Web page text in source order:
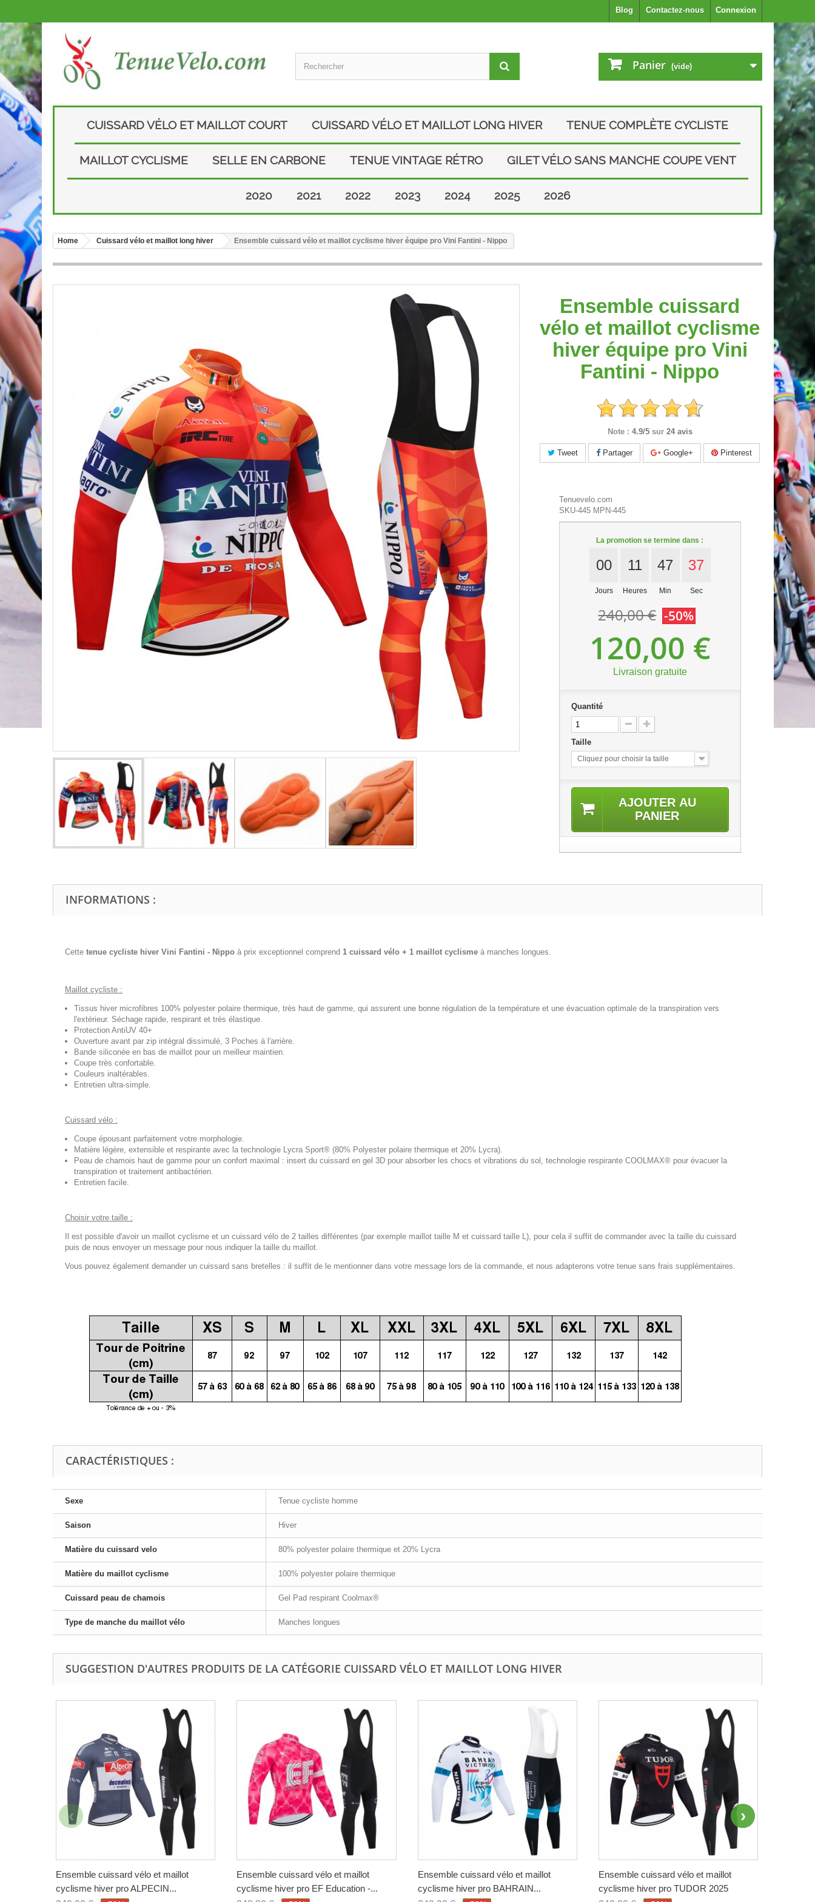
Connexion
Contactez-nous
Blog
Panier (vide)
CUISSARD VÉLO ET MAILLOT COURT CUISSARD VÉLO ET MAILLOT LONG HIVER TENUE COMPLÈTE CYCLISTE
MAILLOT CYCLISME SELLE EN CARBONE TENUE VINTAGE RÉTRO GILET VÉLO SANS MANCHE COUPE VENT
2020 2021 2022 2023 2024 2025 2026
Home Cuissard vélo et maillot long hiver Ensemble cuissard vélo et maillot cyclisme hiver équipe pro Vini Fantini - Nippo
Ensemble cuissard
vélo et maillot cyclisme
hiver équipe pro Vini
Fantini - Nippo
Note : 4.9/5 sur 24 avis
Tweet Partager Google+ Pinterest
Tenuevelo.com
SKU-445 MPN-445
La promotion se termine dans :
00
Jours
11
Heures
47
Min
36
Sec
240,00 € -50%
120,00 €
Livraison gratuite
Quantité
Taille
Cliquez pour choisir la taille
AJOUTER AU
PANIER
INFORMATIONS :
Cette tenue cycliste hiver Vini Fantini - Nippo à prix exceptionnel comprend 1 cuissard vélo + 1 maillot cyclisme à manches longues.
Maillot cycliste :
Tissus hiver microfibres 100% polyester polaire thermique, très haut de gamme, qui assurent une bonne régulation de la température et une évacuation optimale de la transpiration vers
l'extérieur. Séchage rapide, respirant et très élastique.
Protection AntiUV 40+
Ouverture avant par zip intégral dissimulé, 3 Poches à l'arrière.
Bande siliconée en bas de maillot pour un meilleur maintien.
Coupe très confortable.
Couleurs inaltérables.
Entretien ultra-simple.
Cuissard vélo :
Coupe épousant parfaitement votre morphologie.
Matière légère, extensible et respirante avec la technologie Lycra Sport® (80% Polyester polaire thermique et 20% Lycra).
Peau de chamois haut de gamme pour un confort maximal : insert du cuissard en gel 3D pour absorber les chocs et vibrations du sol, technologie respirante COOLMAX® pour évacuer la
transpiration et traitement antibactérien.
Entretien facile.
Choisir votre taille :
Il est possible d'avoir un maillot cyclisme et un cuissard vélo de 2 tailles différentes (par exemple maillot taille M et cuissard taille L), pour cela il suffit de commander avec la taille du cuissard
puis de nous envoyer un message pour nous indiquer la taille du maillot.
Vous pouvez également demander un cuissard sans bretelles : il suffit de le mentionner dans votre message lors de la commande, et nous adapterons votre tenue sans frais supplémentaires.
CARACTÉRISTIQUES :
Sexe Tenue cycliste homme
Saison Hiver
Matière du cuissard velo 80% polyester polaire thermique et 20% Lycra
Matière du maillot cyclisme 100% polyester polaire thermique
Cuissard peau de chamois Gel Pad respirant Coolmax®
Type de manche du maillot vélo Manches longues
SUGGESTION D'AUTRES PRODUITS DE LA CATÉGORIE CUISSARD VÉLO ET MAILLOT LONG HIVER
Ensemble cuissard vélo et maillot
cyclisme hiver pro ALPECIN...
Ensemble cuissard vélo et maillot
cyclisme hiver pro EF Education -...
Ensemble cuissard vélo et maillot
cyclisme hiver pro BAHRAIN...
Ensemble cuissard vélo et maillot
cyclisme hiver pro TUDOR 2025